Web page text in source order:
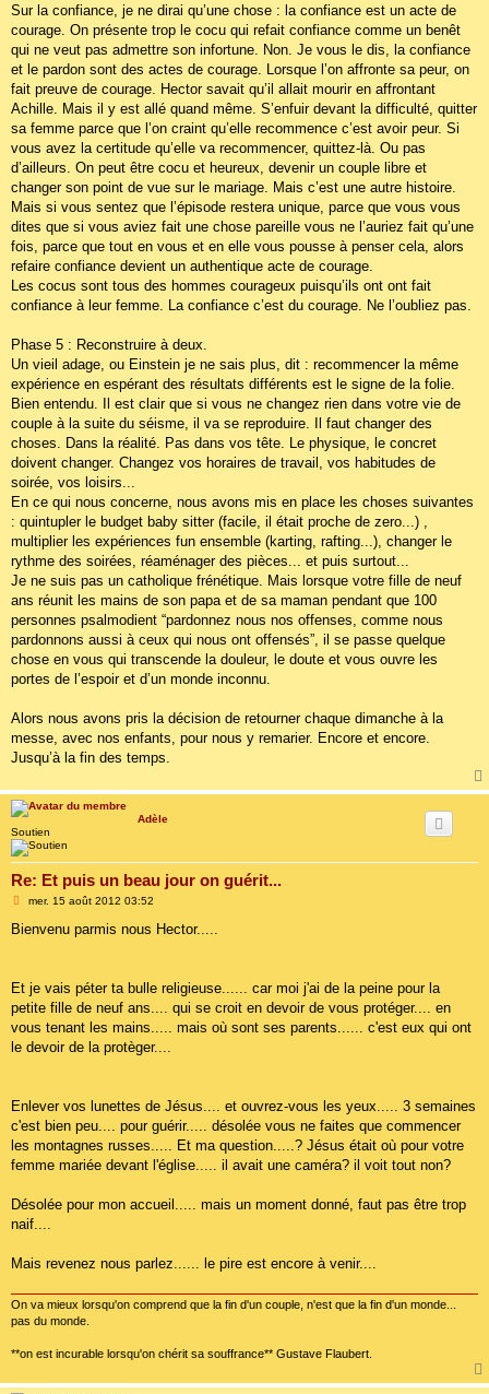
Sur la confiance, je ne dirai qu’une chose : la confiance est un acte de
courage. On présente trop le cocu qui refait confiance comme un benêt
qui ne veut pas admettre son infortune. Non. Je vous le dis, la confiance
et le pardon sont des actes de courage. Lorsque l’on affronte sa peur, on
fait preuve de courage. Hector savait qu’il allait mourir en affrontant
Achille. Mais il y est allé quand même. S’enfuir devant la difficulté, quitter
sa femme parce que l’on craint qu’elle recommence c’est avoir peur. Si
vous avez la certitude qu’elle va recommencer, quittez-là. Ou pas
d’ailleurs. On peut être cocu et heureux, devenir un couple libre et
changer son point de vue sur le mariage. Mais c’est une autre histoire.
Mais si vous sentez que l’épisode restera unique, parce que vous vous
dites que si vous aviez fait une chose pareille vous ne l’auriez fait qu’une
fois, parce que tout en vous et en elle vous pousse à penser cela, alors
refaire confiance devient un authentique acte de courage.
Les cocus sont tous des hommes courageux puisqu’ils ont ont fait
confiance à leur femme. La confiance c’est du courage. Ne l’oubliez pas.
Phase 5 : Reconstruire à deux.
Un vieil adage, ou Einstein je ne sais plus, dit : recommencer la même
expérience en espérant des résultats différents est le signe de la folie.
Bien entendu. Il est clair que si vous ne changez rien dans votre vie de
couple à la suite du séisme, il va se reproduire. Il faut changer des
choses. Dans la réalité. Pas dans vos tête. Le physique, le concret
doivent changer. Changez vos horaires de travail, vos habitudes de
soirée, vos loisirs...
En ce qui nous concerne, nous avons mis en place les choses suivantes
: quintupler le budget baby sitter (facile, il était proche de zero...) ,
multiplier les expériences fun ensemble (karting, rafting...), changer le
rythme des soirées, réaménager des pièces... et puis surtout...
Je ne suis pas un catholique frénétique. Mais lorsque votre fille de neuf
ans réunit les mains de son papa et de sa maman pendant que 100
personnes psalmodient “pardonnez nous nos offenses, comme nous
pardonnons aussi à ceux qui nous ont offensés”, il se passe quelque
chose en vous qui transcende la douleur, le doute et vous ouvre les
portes de l’espoir et d’un monde inconnu.
Alors nous avons pris la décision de retourner chaque dimanche à la
messe, avec nos enfants, pour nous y remarier. Encore et encore.
Jusqu’à la fin des temps.
Adèle
Soutien
Re: Et puis un beau jour on guérit...
M
s
mer. 15 août 2012 03:52
Bienvenu parmis nous Hector.....
Et je vais péter ta bulle religieuse...... car moi j'ai de la peine pour la
petite fille de neuf ans.... qui se croit en devoir de vous protéger.... en
vous tenant les mains..... mais où sont ses parents...... c'est eux qui ont
le devoir de la protèger....
Enlever vos lunettes de Jésus.... et ouvrez-vous les yeux..... 3 semaines
c'est bien peu.... pour guérir..... désolée vous ne faites que commencer
les montagnes russes..... Et ma question.....? Jésus était où pour votre
femme mariée devant l'église..... il avait une caméra? il voit tout non?
Désolée pour mon accueil..... mais un moment donné, faut pas être trop
naif....
Mais revenez nous parlez...... le pire est encore à venir....
On va mieux lorsqu'on comprend que la fin d'un couple, n'est que la fin d'un monde...
pas du monde.
**on est incurable lorsqu'on chérit sa souffrance** Gustave Flaubert.